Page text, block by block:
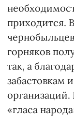
приходится.
горняков
так, а
забастовкам
организаций.
«гласа